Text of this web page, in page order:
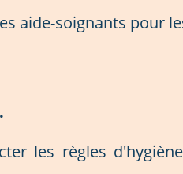
aide-soignants pour
les règles